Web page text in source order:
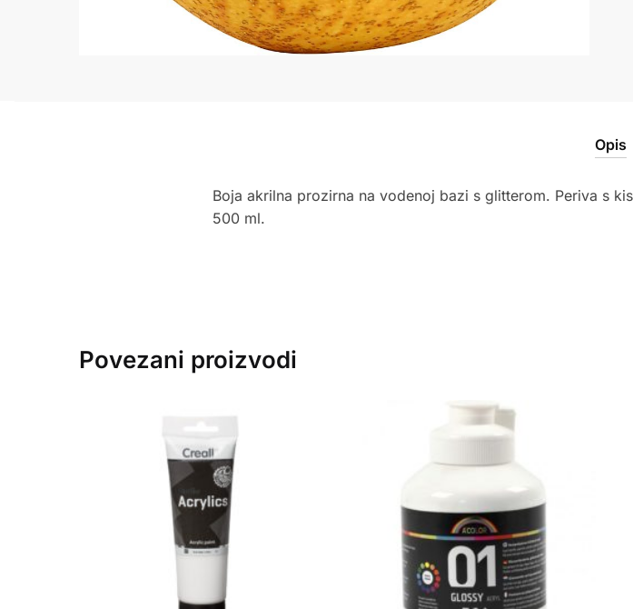
Opis
Boja akrilna prozirna na vodenoj bazi s glitterom. Periva s
500 ml.
Povezani proizvodi